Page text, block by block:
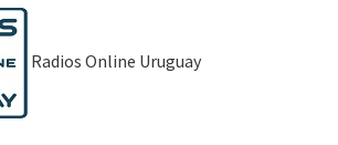
Radios Online Uruguay